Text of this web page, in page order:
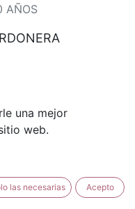
AÑOS
diadema
una mejor
web.
las necesarias Acepto